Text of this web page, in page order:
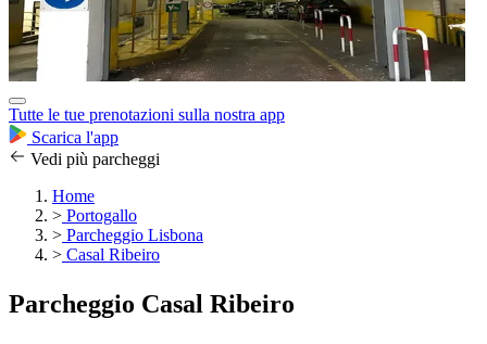
Tutte le tue prenotazioni sulla nostra app
Scarica l'app
Vedi più parcheggi
Home
> Portogallo
> Parcheggio Lisbona
> Casal Ribeiro
Parcheggio Casal Ribeiro